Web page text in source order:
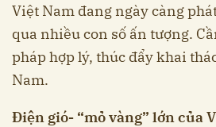
Việt Nam đang ngày càng
qua nhiều con số ấn tượng.
pháp hợp lý, thúc đẩy khai
Nam.
Điện gió- “mỏ vàng” lớn của